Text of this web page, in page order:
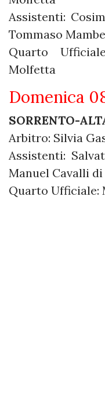
Assistenti:
Tommaso
Quarto
Molfetta
Domenica
SORRENTO-
Arbitro: Silvia
Assistenti:
Manuel Cavalli di
Quarto Ufficiale: